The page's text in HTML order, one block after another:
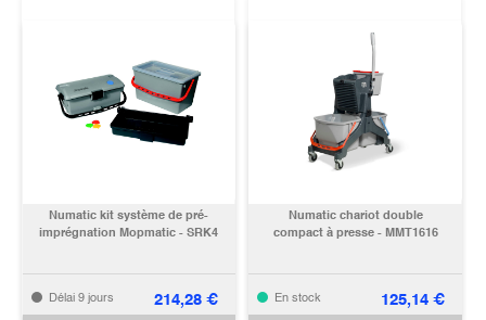
Numatic kit système de pré-
imprégnation Mopmatic - SRK4
Délai 9 jours 214,28€
Numatic chariot double
compact à presse - MMT1616
En stock 125,14€